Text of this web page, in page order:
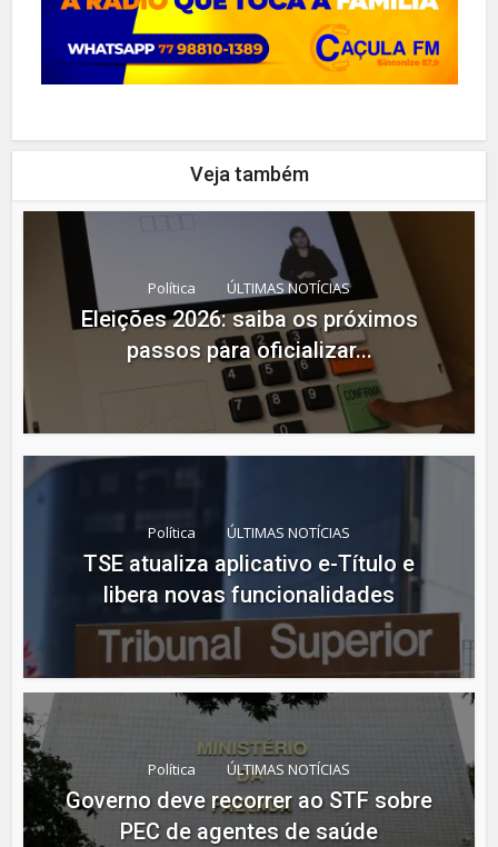
Veja também
Política ÚLTIMAS NOTÍCIAS
Eleições 2026: saiba os próximos
passos para oficializar...
Política ÚLTIMAS NOTÍCIAS
TSE atualiza aplicativo e-Título e
libera novas funcionalidades
Política ÚLTIMAS NOTÍCIAS
Governo deve recorrer ao STF sobre
PEC de agentes de saúde